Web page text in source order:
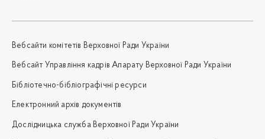
Вебсайти комітетів Верховної Ради України
Вебсайт Управління кадрів Апарату Верховної Ради України
Бібліотечно-бібліографічні ресурси
Електронний архів документів
Дослідницька служба Верховної Ради України